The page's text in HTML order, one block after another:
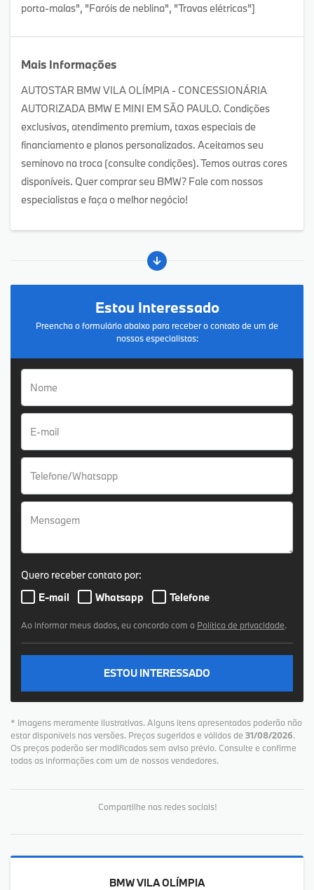
porta-malas", "Faróis de neblina", "Travas elétricas"]
Mais Informações
AUTOSTAR BMW VILA OLÍMPIA - CONCESSIONÁRIA
AUTORIZADA BMW E MINI EM SÃO PAULO. Condições
exclusivas, atendimento premium, taxas especiais de
financiamento e planos personalizados. Aceitamos seu
seminovo na troca (consulte condições). Temos outras cores
disponíveis. Quer comprar seu BMW? Fale com nossos
especialistas e faça o melhor negócio!
Estou Interessado
Preencha o formulário abaixo para receber o contato de um de
nossos especialistas:
Quero receber contato por:
E-mail
Whatsapp Telefone
Ao informar meus dados, eu concordo com a Política de privacidade.
ESTOU INTERESSADO
* Imagens meramente ilustrativas. Alguns itens apresentados poderão não
estar disponíveis nas versões. Preços sugeridos e válidos de 31/08/2026.
Os preços poderão ser modificados sem aviso prévio. Consulte e confirme
todas as informações com um de nossos vendedores.
Compartilhe nas redes sociais!
BMW VILA OLÍMPIA